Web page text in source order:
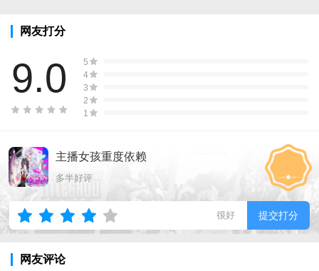
网友打分
9.0
5
4
3
2
1
主播女孩重度依赖
多半好评
很好 提交打分
网友评论